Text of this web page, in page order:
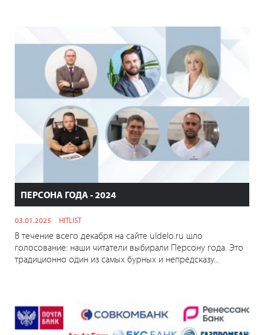
ПЕРСОНА ГОДА - 2024
03.01.2025 HITLIST
В течение всего декабря на сайте uldelo.ru шло
голосование: наши читатели выбирали Персону года. Это
традиционно один из самых бурных и непредсказу...